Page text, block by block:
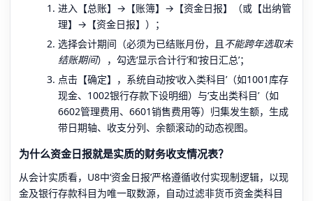
进入【总账】→【账簿】→【资金日报】（或【出纳管
理】→【资金日报】）；
选择会计期间（必须为已结账月份，且不能跨年选取未
结账期间），勾选‘显示合计行’和‘按日汇总’；
点击【确定】，系统自动按‘收入类科目’（如1001库存
现金、1002银行存款下设明细）与‘支出类科目’（如
6602管理费用、6601销售费用等）归集发生额，生成
带日期轴、收支分列、余额滚动的动态视图。
为什么资金日报就是实质的财务收支情况表？
从会计实质看，U8中‘资金日报’严格遵循收付实现制逻辑，以现
金及银行存款科目为唯一取数源，自动过滤非货币资金类科目